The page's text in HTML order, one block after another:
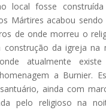
local fosse
Mártires acabou
de onde morreu o
da igreja na
atualmente
a Burnier.
ainda com
pelo religioso na